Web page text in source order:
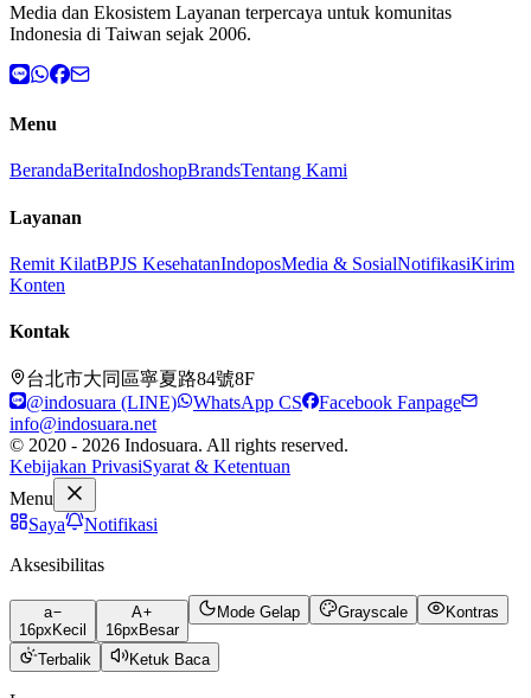
Media dan Ekosistem Layanan terpercaya untuk komunitas
Indonesia di Taiwan sejak 2006.
Menu
BerandaBeritaIndoshopBrandsTentang Kami
Layanan
Remit KilatBPJS KesehatanIndoposMedia & SosialNotifikasiKirim
Konten
Kontak
台北市大同區寧夏路84號8F
@indosuara (LINE)
WhatsApp CS
Facebook Fanpage
info@indosuara.net
© 2020 - 2026 Indosuara. All rights reserved.
Kebijakan PrivasiSyarat & Ketentuan
Menu
Saya
Notifikasi
Aksesibilitas
a
16px Kecil
A
16px Besar
Mode Gelap Grayscale Kontras
Terbalik Ketuk Baca